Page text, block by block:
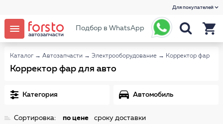
Для покупателей
Подбор в WhatsApp
Каталог → Автозапчасти → Электрооборудование → Корректор фар
Корректор фар для авто
Категория Автомобиль
Сортировка: по цене сроку доставки